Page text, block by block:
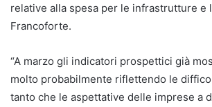
relative alla spesa per le infrastrutture e
Francoforte.
“A marzo gli indicatori prospettici già
molto probabilmente riflettendo le
tanto che le aspettative delle imprese a